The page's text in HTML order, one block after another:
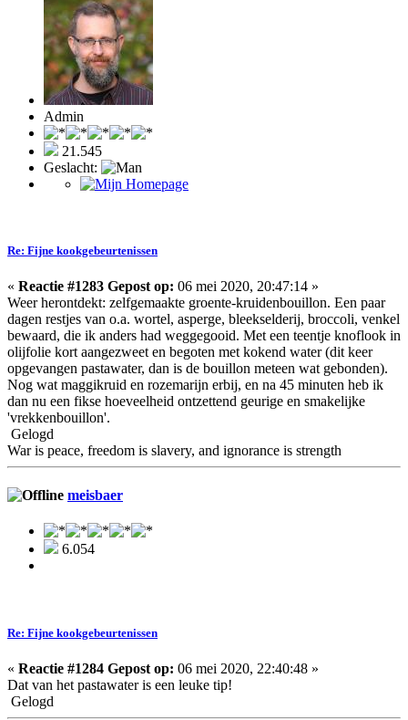
Admin
21.545
Geslacht:
Re: Fijne kookgebeurtenissen
« Reactie #1283 Gepost op: 06 mei 2020, 20:47:14 »
Weer herontdekt: zelfgemaakte groente-kruidenbouillon. Een paar
dagen restjes van o.a. wortel, asperge, bleekselderij, broccoli, venkel
bewaard, die ik anders had weggegooid. Met een teentje knoflook in
olijfolie kort aangezweet en begoten met kokend water (dit keer
opgevangen pastawater, dan is de bouillon meteen wat gebonden).
Nog wat maggikruid en rozemarijn erbij, en na 45 minuten heb ik
dan nu een fikse hoeveelheid ontzettend geurige en smakelijke
'vrekkenbouillon'.
Gelogd
War is peace, freedom is slavery, and ignorance is strength
meisbaer
6.054
Re: Fijne kookgebeurtenissen
« Reactie #1284 Gepost op: 06 mei 2020, 22:40:48 »
Dat van het pastawater is een leuke tip!
Gelogd